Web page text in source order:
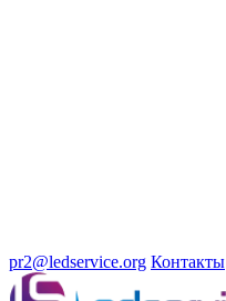
pr2@ledservice.org Контакты